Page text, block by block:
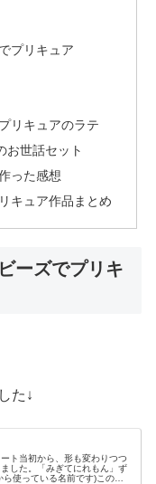
プリキュア
リキュアのラテ
世話セット
った感想
キュア作品まとめ
ーズでプリキ
た↓
ト当初から、形も変わりつつ
した。「みぎてにれもん」ず
使っている名前です)このサ